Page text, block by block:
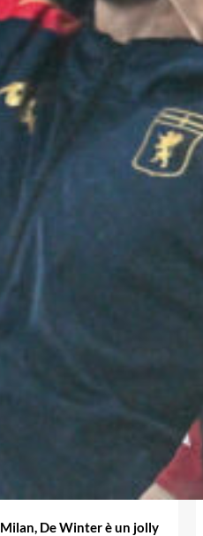
Milan, De Winter è un jolly